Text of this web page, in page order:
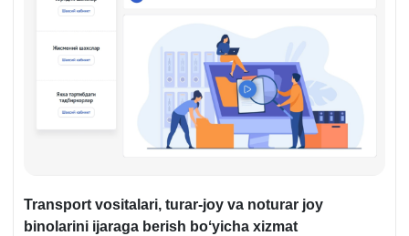
Transport vositalari, turar-joy va noturar joy
binolarini ijaraga berish boʻyicha хizmat